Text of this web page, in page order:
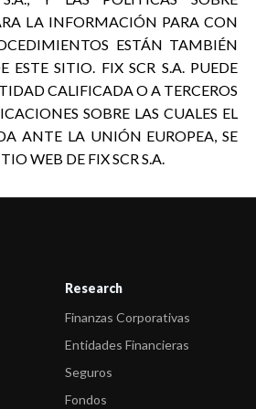
LA INFORMACIÓN PARA CON
ESTÁN TAMBIÉN
SITIO. FIX SCR S.A. PUEDE
CALIFICADA O A TERCEROS
SOBRE LAS CUALES EL
ANTE LA UNIÓN EUROPEA, SE
WEB DE FIX SCR S.A.
Research
Finanzas Corporativas
Entidades Financieras
Seguros
Fondos